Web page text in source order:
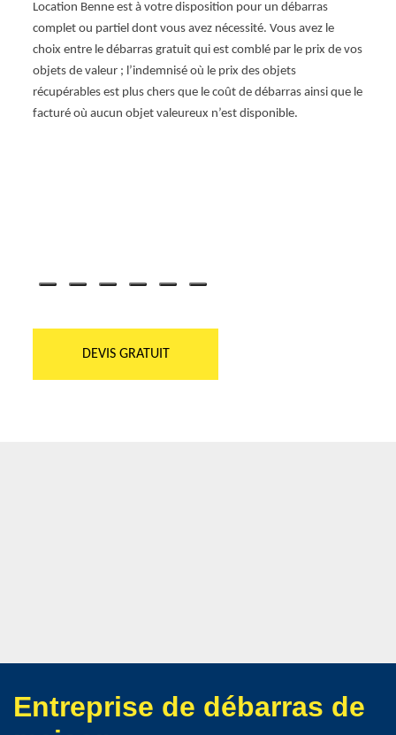
Location Benne est à votre disposition pour un débarras
complet ou partiel dont vous avez nécessité. Vous avez le
choix entre le débarras gratuit qui est comblé par le prix de vos
objets de valeur ; l’indemnisé où le prix des objets
récupérables est plus chers que le coût de débarras ainsi que le
facturé où aucun objet valeureux n’est disponible.
DEVIS GRATUIT
Entreprise de débarras de